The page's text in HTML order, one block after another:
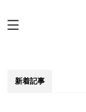
新着記事